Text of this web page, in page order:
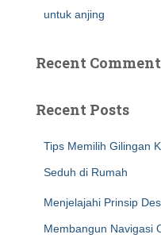
untuk anjing
Recent
Recent Posts
Tips Memilih Gilingan
Seduh di Rumah
Menjelajahi Prinsip
Membangun Navigasi